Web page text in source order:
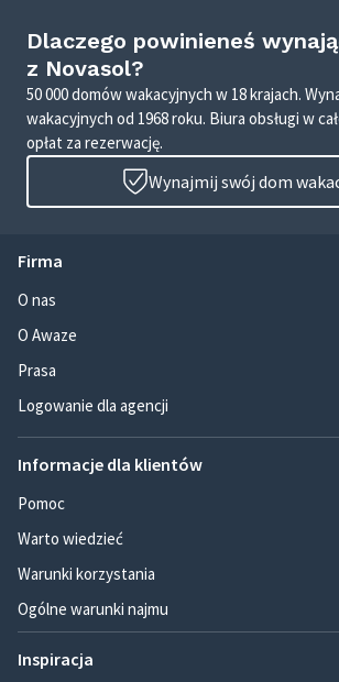
Dlaczego powinieneś
z Novasol?
50 000 domów wakacyjnych w 18 krajach.
wakacyjnych od 1968 roku. Biura obsługi w
opłat za rezerwację.
Wynajmij swój dom
Firma
O nas
O Awaze
Prasa
Logowanie dla agencji
Informacje dla klientów
Pomoc
Warto wiedzieć
Warunki korzystania
Ogólne warunki najmu
Inspiracja